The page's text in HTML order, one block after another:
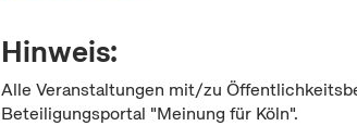
Hinweis:
Alle Veranstaltungen mit/zu
Beteiligungsportal "Meinung für Köln".